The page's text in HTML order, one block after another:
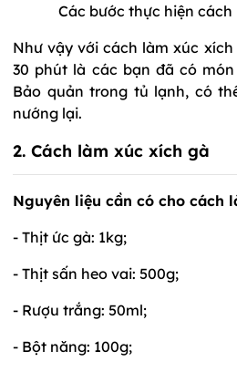
Các bước thực hiện
Như vậy với cách làm xúc
30 phút là các bạn đã có
Bảo quản trong tủ lạnh, có
nướng lại.
2. Cách làm xúc xích gà
Nguyên liệu cần có cho cách
- Thịt ức gà: 1kg;
- Thịt sấn heo vai: 500g;
- Rượu trắng: 50ml;
- Bột năng: 100g;